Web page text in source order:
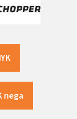
nega